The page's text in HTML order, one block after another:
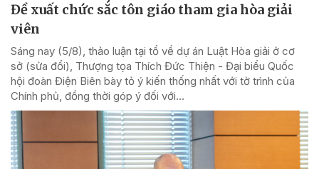
Đề xuất chức sắc tôn giáo tham gia hòa giải
viên
Sáng nay (5/8), thảo luận tại tổ về dự án Luật Hòa giải ở cơ
sở (sửa đổi), Thượng tọa Thích Đức Thiện - Đại biểu Quốc
hội đoàn Điện Biên bày tỏ ý kiến thống nhất với tờ trình của
Chính phủ, đồng thời góp ý đối với...